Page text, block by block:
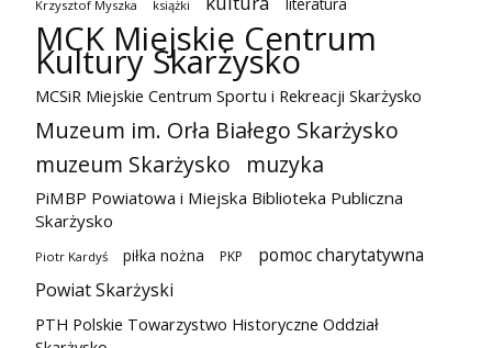
Krzysztof Myszka książki
MCK Miejskie Centrum
Kultury Skarżysko
MCSiR Miejskie Centrum Sportu i Rekreacji Skarżysko
Muzeum im. Orła Białego Skarżysko
muzeum Skarżysko
muzyka
PiMBP Powiatowa i Miejska Biblioteka Publiczna
Skarżysko
Piotr Kardyś piłka nożna PKP
pomoc charytatywna
Powiat Skarżyski
PTH Polskie Towarzystwo Historyczne Oddział